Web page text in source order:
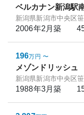
ベルカナン新潟駅
新潟県新潟市中央区
2006年2月築
196万円 〜
メゾンドリッシュ
新潟県新潟市中央区
1988年3月築